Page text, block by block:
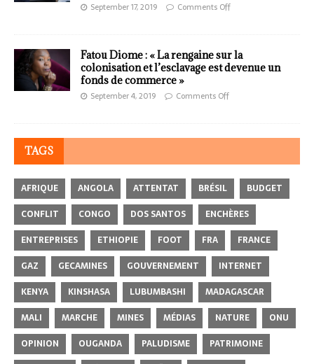
September 17, 2019 Comments Off
Fatou Diome : « La rengaine sur la
colonisation et l’esclavage est devenue un
fonds de commerce »
September 4, 2019 Comments Off
TAGS
AFRIQUE ANGOLA ATTENTAT BRÉSIL
BUDGET
CONFLIT
CONGO DOS SANTOS
ENCHÈRES
ENTREPRISES
ETHIOPIE FOOT FRA
FRANCE
GAZ
GECAMINES GOUVERNEMENT
INTERNET
KENYA
KINSHASA LUBUMBASHI
MADAGASCAR
MALI
MARCHE MINES MÉDIAS NATURE
ONU
OPINION
OUGANDA PALUDISME
PATRIMOINE